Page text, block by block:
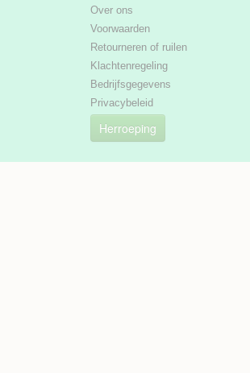
Over ons
Voorwaarden
Retourneren of ruilen
Klachtenregeling
Bedrijfsgegevens
Privacybeleid
Herroeping